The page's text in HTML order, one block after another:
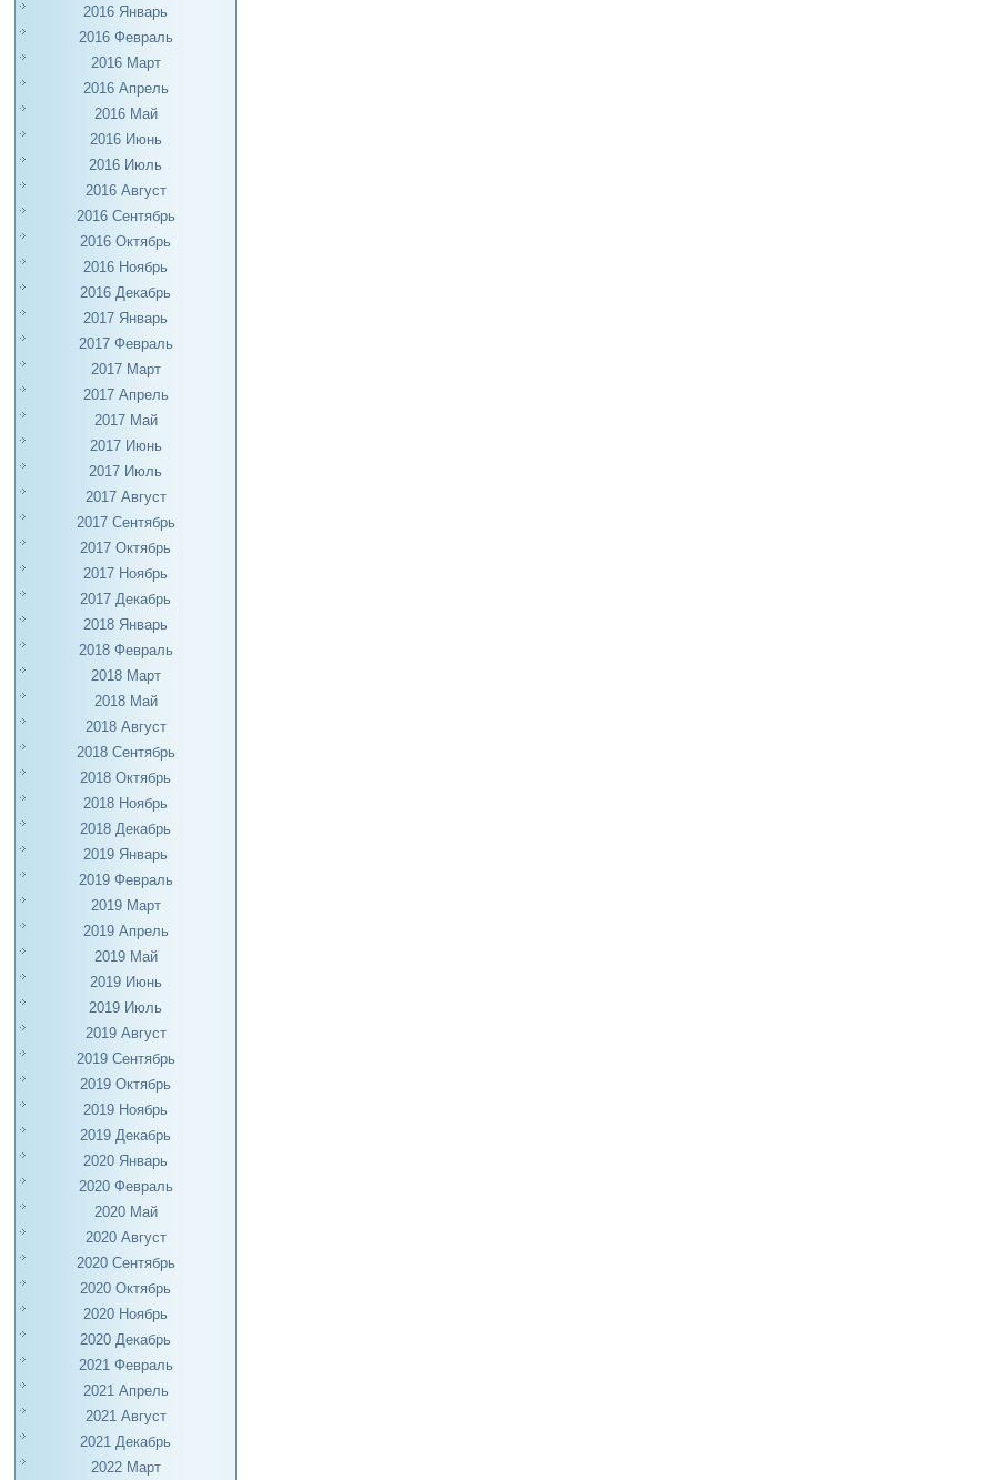
2016 Январь
2016 Февраль
2016 Март
2016 Апрель
2016 Май
2016 Июнь
2016 Июль
2016 Август
2016 Сентябрь
2016 Октябрь
2016 Ноябрь
2016 Декабрь
2017 Январь
2017 Февраль
2017 Март
2017 Апрель
2017 Май
2017 Июнь
2017 Июль
2017 Август
2017 Сентябрь
2017 Октябрь
2017 Ноябрь
2017 Декабрь
2018 Январь
2018 Февраль
2018 Март
2018 Май
2018 Август
2018 Сентябрь
2018 Октябрь
2018 Ноябрь
2018 Декабрь
2019 Январь
2019 Февраль
2019 Март
2019 Апрель
2019 Май
2019 Июнь
2019 Июль
2019 Август
2019 Сентябрь
2019 Октябрь
2019 Ноябрь
2019 Декабрь
2020 Январь
2020 Февраль
2020 Май
2020 Август
2020 Сентябрь
2020 Октябрь
2020 Ноябрь
2020 Декабрь
2021 Февраль
2021 Апрель
2021 Август
2021 Декабрь
2022 Март